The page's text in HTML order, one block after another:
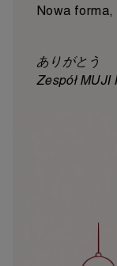
Nowa forma,
ありがとう
Zespół MUJI